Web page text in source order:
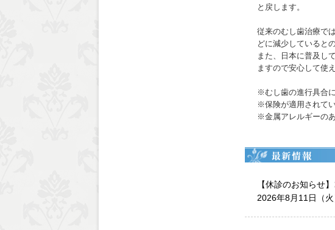
と戻します。
従来のむし歯治療で
どに減少していると
また、日本に普及し
ますので安心して使え
※むし歯の進行具合
※保険が適用されて
※金属アレルギーの
【休診のお知らせ】
2026年8月11日（